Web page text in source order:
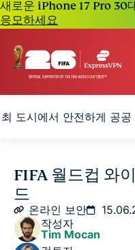
새로운 iPhone 17 Pro 30
응모하세요
도시에서 안전하게 공
2026 FIFA 월드컵™ 팬
보안 위험
개최 도시에서 안전하
법
FIFA 월드컵 와
드
온라인 보안
작성자
Tim Mocan